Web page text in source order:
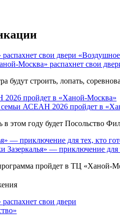
Москва» распахнет свои
будут строить, лопать,
АСЕАН 2026 пройдет в
в этом году будет Посольство
Зазеркалья» — приключение для
пройдет в ТЦ «Ханой-